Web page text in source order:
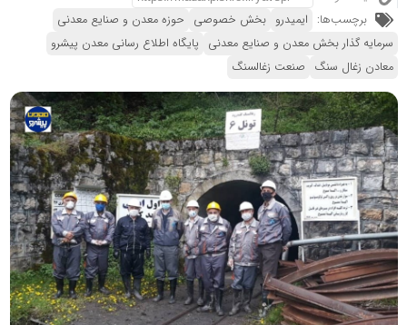
برچسب‌ها: ایمیدرو بخش خصوصی حوزه معدن و صنایع معدنی
سرمایه گذار بخش معدن و صنایع معدنی پایگاه اطلاع رسانی معدن پیشرو
معادن زغال سنگ صنعت زغالسنگ